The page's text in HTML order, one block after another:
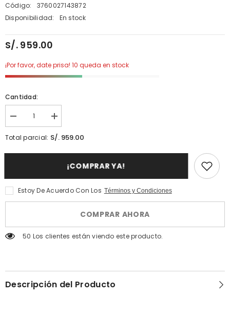
Código:
3760027143872
Disponibilidad:
En stock
S/. 959.00
¡Por favor, date prisa! 10 queda en stock
Cantidad:
Disminuir
cantidad
para
Atelier
-
Edp
100ml
aumentar
la
cantidad
para
Madeleine
-
100ml
Total parcial: S/. 959.00
¡COMPRAR YA!
Estoy De Acuerdo Con Los Términos y Condiciones
COMPRAR AHORA
50 Los clientes están viendo este producto.
Descripción del Producto